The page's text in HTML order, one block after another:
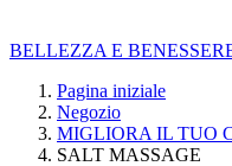
BELLEZZA E
Pagina iniziale
Negozio
MIGLIORA IL TUO
SALT MASSAGE